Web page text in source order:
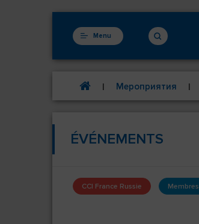
Menu
| Мероприятия |
ÉVÉNEMENTS
CCI France Russie Membres